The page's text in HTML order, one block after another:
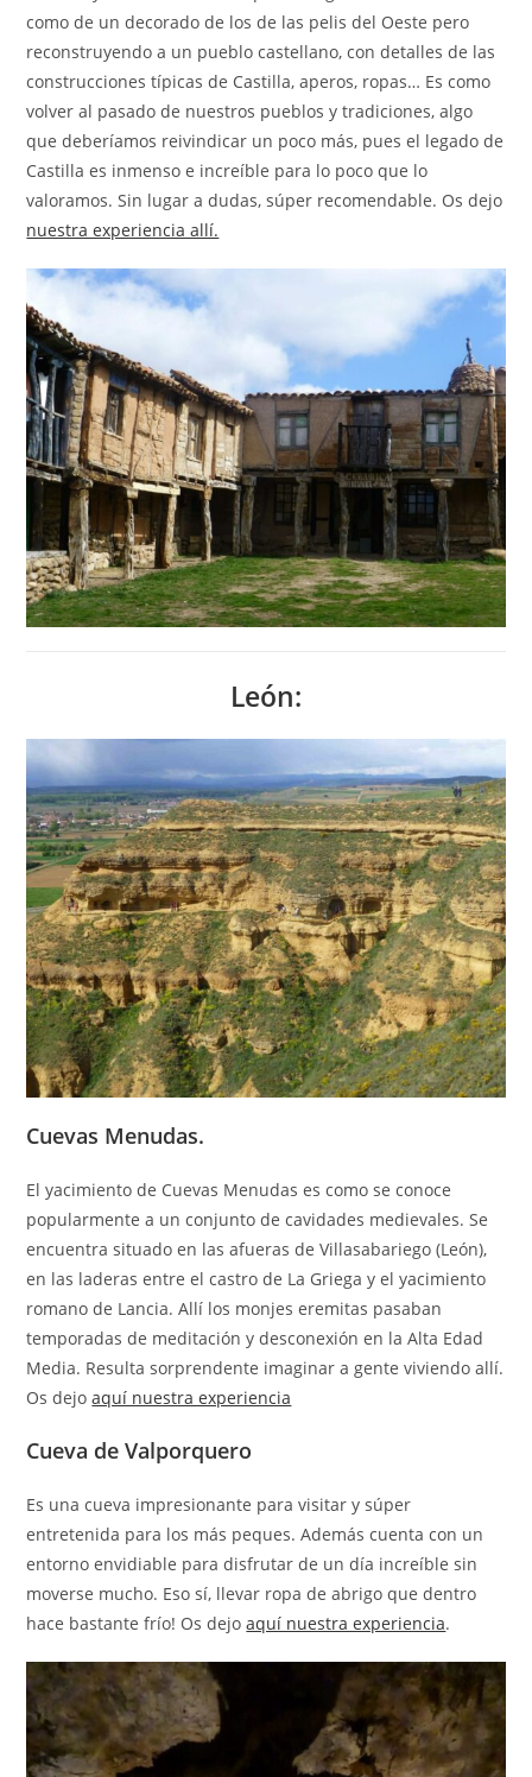
como de un decorado de los de las pelis del Oeste pero
reconstruyendo a un pueblo castellano, con detalles de las
construcciones típicas de Castilla, aperos, ropas… Es como
volver al pasado de nuestros pueblos y tradiciones, algo
que deberíamos reivindicar un poco más, pues el legado de
Castilla es inmenso e increíble para lo poco que lo
valoramos. Sin lugar a dudas, súper recomendable. Os dejo
nuestra experiencia allí.
León:
Cuevas Menudas.
El yacimiento de Cuevas Menudas es como se conoce
popularmente a un conjunto de cavidades medievales. Se
encuentra situado en las afueras de Villasabariego (León),
en las laderas entre el castro de La Griega y el yacimiento
romano de Lancia. Allí los monjes eremitas pasaban
temporadas de meditación y desconexión en la Alta Edad
Media. Resulta sorprendente imaginar a gente viviendo allí.
Os dejoaquí nuestra experiencia
Cueva de Valporquero
Es una cueva impresionante para visitar y súper
entretenida para los más peques. Además cuenta con un
entorno envidiable para disfrutar de un día increíble sin
moverse mucho. Eso sí, llevar ropa de abrigo que dentro
hace bastante frío! Os dejoaquí nuestra experiencia.